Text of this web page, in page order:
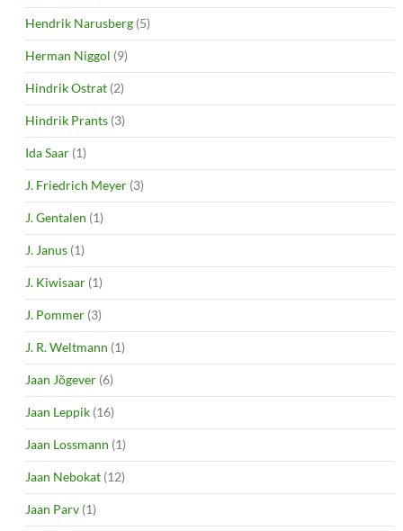
Hendrik Narusberg (5)
Herman Niggol (9)
Hindrik Ostrat (2)
Hindrik Prants (3)
Ida Saar (1)
J. Friedrich Meyer (3)
J. Gentalen (1)
J. Janus (1)
J. Kiwisaar (1)
J. Pommer (3)
J. R. Weltmann (1)
Jaan Jõgever (6)
Jaan Leppik (16)
Jaan Lossmann (1)
Jaan Nebokat (12)
Jaan Parv (1)